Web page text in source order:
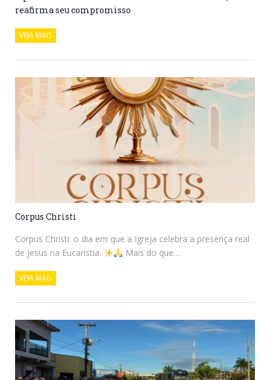
reafirma seu compromisso
VEJA MAIS
Corpus Christi
Corpus Christi: o dia em que a Igreja celebra a presença real
de Jesus na Eucaristia.
Mais do que…
VEJA MAIS